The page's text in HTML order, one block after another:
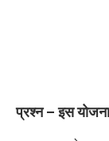
प्रश्न – इस